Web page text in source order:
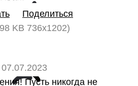
Поделиться
KB 736x1202)
07.07.2023